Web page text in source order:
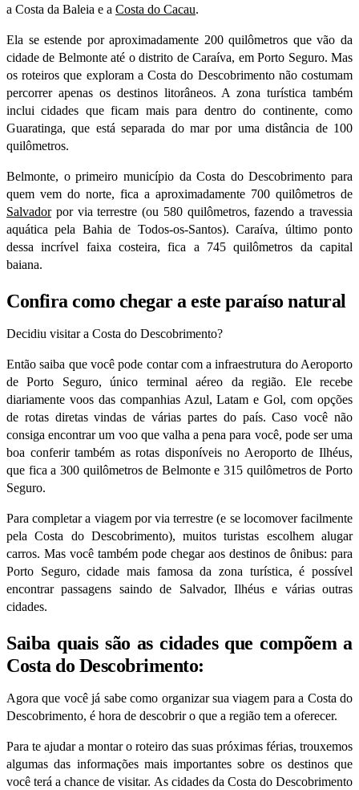
a Costa da Baleia e a Costa do Cacau.
Ela se estende por aproximadamente 200 quilômetros que vão da
cidade de Belmonte até o distrito de Caraíva, em Porto Seguro. Mas
os roteiros que exploram a Costa do Descobrimento não costumam
percorrer apenas os destinos litorâneos. A zona turística também
inclui cidades que ficam mais para dentro do continente, como
Guaratinga, que está separada do mar por uma distância de 100
quilômetros.
Belmonte, o primeiro município da Costa do Descobrimento para
quem vem do norte, fica a aproximadamente 700 quilômetros de
Salvadorpor via terrestre (ou 580 quilômetros, fazendo a travessia
aquática pela Bahia de Todos-os-Santos). Caraíva, último ponto
dessa incrível faixa costeira, fica a 745 quilômetros da capital
baiana.
Confira como chegar a este paraíso natural
Decidiu visitar a Costa do Descobrimento?
Então saiba que você pode contar com a infraestrutura do Aeroporto
de Porto Seguro, único terminal aéreo da região. Ele recebe
diariamente voos das companhias Azul, Latam e Gol, com opções
de rotas diretas vindas de várias partes do país. Caso você não
consiga encontrar um voo que valha a pena para você, pode ser uma
boa conferir também as rotas disponíveis no Aeroporto de Ilhéus,
que fica a 300 quilômetros de Belmonte e 315 quilômetros de Porto
Seguro.
Para completar a viagem por via terrestre (e se locomover facilmente
pela Costa do Descobrimento), muitos turistas escolhem alugar
carros. Mas você também pode chegar aos destinos de ônibus: para
Porto Seguro, cidade mais famosa da zona turística, é possível
encontrar passagens saindo de Salvador, Ilhéus e várias outras
cidades.
Saiba quais são as cidades que compõem a
Costa do Descobrimento:
Agora que você já sabe como organizar sua viagem para a Costa do
Descobrimento, é hora de descobrir o que a região tem a oferecer.
Para te ajudar a montar o roteiro das suas próximas férias, trouxemos
algumas das informações mais importantes sobre os destinos que
você terá a chance de visitar. As cidades da Costa do Descobrimento